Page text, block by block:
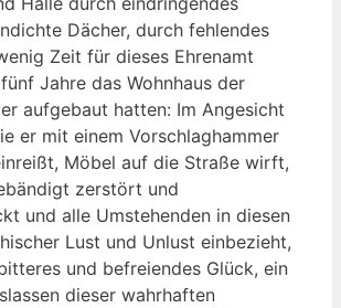
Dächer, durch fehlendes
Zeit für dieses Ehrenamt
Jahre das Wohnhaus der
aufgebaut hatten: Im Angesicht
er mit einem Vorschlaghammer
Möbel auf die Straße wirft,
zerstört und
und alle Umstehenden in diesen
Lust und Unlust einbezieht,
und befreiendes Glück, ein
dieser wahrhaften